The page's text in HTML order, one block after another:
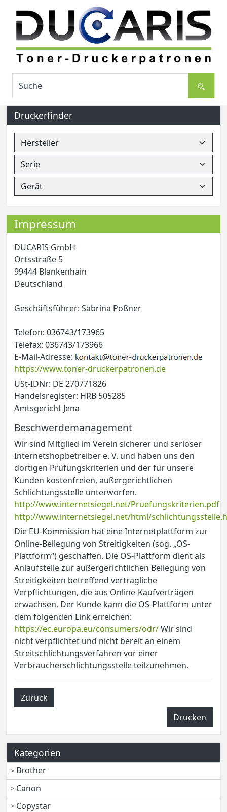
Druckerfinder
Impressum
DUCARIS GmbH
Ortsstraße 5
99444 Blankenhain
Deutschland
Geschäftsführer: Sabrina Poßner
Telefon: 036743/173965
Telefax: 036743/173966
E-Mail-Adresse:
https://www.toner-druckerpatronen.de
USt-IDNr: DE 270771826
Handelsregister: HRB 505285
Amtsgericht Jena
Beschwerdemanagement
Wir sind Mitglied im Verein sicherer und seriöser
Internetshopbetreiber e. V. und haben uns den
dortigen Prüfungskriterien und der für unsere
Kunden kostenfreien, außergerichtlichen
Schlichtungsstelle unterworfen.
http://www.internetsiegel.net/Pruefungskriterien.pdf
http://www.internetsiegel.net/html/
Die EU-Kommission hat eine Internetplattform zur
Online-Beilegung von Streitigkeiten (sog. „OS-
Plattform“) geschaffen. Die OS-Plattform dient als
Anlaufstelle zur außergerichtlichen Beilegung von
Streitigkeiten betreffend vertragliche
Verpflichtungen, die aus Online-Kaufverträgen
erwachsen. Der Kunde kann die OS-Plattform unter
dem folgenden Link erreichen:
https://ec.europa.eu/consumers/odr/Wir sind
nicht verpflichtet und nicht bereit an einem
Streitschlichtungsverfahren vor einer
Verbraucherschlichtungsstelle teilzunehmen.
Zurück
Drucken
Kategorien
Brother
Canon
Copystar